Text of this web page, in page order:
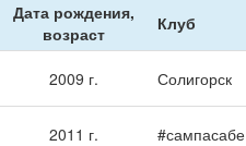
Дата рождения,
возраст
Клуб
2009 г. Солигорск
2011 г. #сампасабе